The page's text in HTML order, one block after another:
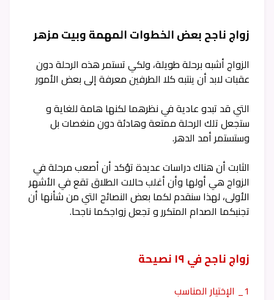
زواج ناجح بعض الخطوات المهمة وبيت مزهر
الزواج أشبه برحلة طويلة، ولكي تستمر هذه الرحلة دون
عقبات لابد أن ينتبه كلا الطرفين معرفة إلى بعض الأمور
التي قد تبدو عادية في نظرهما لكنها هامة للغاية و
ستجعل تلك الرحلة ممتعة وهادئة دون منغصات بل
وستستمر أمد الدهر.
الثابت أن هناك دراسات عديدة تؤكد أن أصعب مرحلة في
الزواج هي أولها وأن أغلب حالات الطلاق تقع في الأشهر
الأولى، لهذا سنقدم لكما بعض النصائح التي من شأنها أن
تجنبكما الصدام المتكرر و تجعل زواجكما ناجحا.
زواج ناجح في ١٩ نصيحة
1_ الإختيار المناسب